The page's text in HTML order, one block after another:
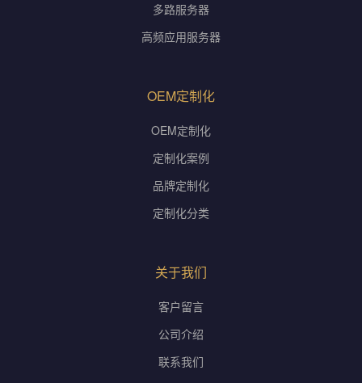
多路服务器
高频应用服务器
OEM定制化
OEM定制化
定制化案例
品牌定制化
定制化分类
关于我们
客户留言
公司介绍
联系我们